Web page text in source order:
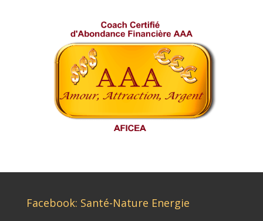
Facebook: Santé-Nature Energie